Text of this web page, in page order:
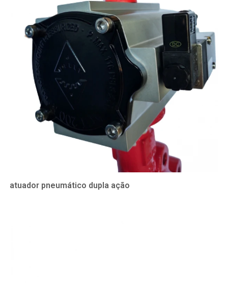
atuador pneumático dupla ação